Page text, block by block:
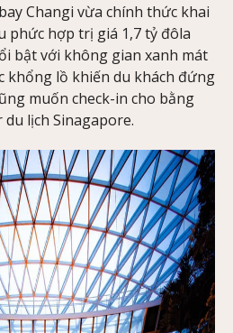
Changi vừa chính thức khai
phức hợp trị giá 1,7 tỷ đôla
bật với không gian xanh mát
khổng lồ khiến du khách đứng
muốn check-in cho bằng
lịch Sinagapore.